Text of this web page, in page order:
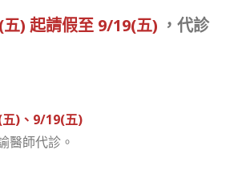
) 起請假至 9/19(五) ，代診
)、9/19(五)
醫師代診。